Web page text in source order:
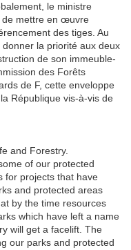
le ministre
de mettre en œuvre
des tiges. Au
la priorité aux deux
de son immeuble-
des Forêts
de F, cette enveloppe
République vis-à-vis de
and Forestry.
of our protected
for projects that have
and protected areas
by the time resources
which have left a name
will get a facelift. The
our parks and protected